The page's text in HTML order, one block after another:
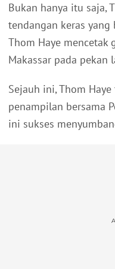
Bukan hanya itu saja,
tendangan keras
Thom Haye mencetak
Makassar pada pekan
Sejauh ini, Thom
penampilan bersama
ini sukses